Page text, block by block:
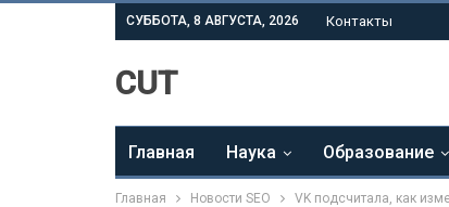
СУББОТА, 8 АВГУСТА, 2026 Контакты
CUT
Главная Наука Образование
Главная Новости SEO VK подсчитала, как